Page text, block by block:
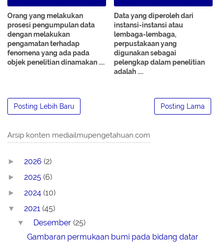
Orang yang melakukan
prosesi pengumpulan data
dengan melakukan
pengamatan terhadap
fenomena yang ada pada
objek penelitian dinamakan ....
Data yang diperoleh dari
instansi-instansi atau
lembaga-lembaga,
perpustakaan yang
digunakan sebagai
pelengkap dalam penelitian
adalah ....
Posting Lebih Baru Posting Lama
Arsip konten mediailmupengetahuan.com
► 2026 (2)
► 2025 (6)
► 2024 (10)
▼ 2021 (45)
▼ Desember(25)
Gambaran permukaan bumi pada bidang datar